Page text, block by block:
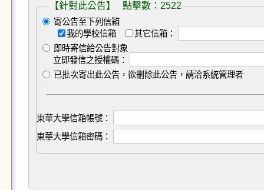
【針對此公告】 點擊數：2522
寄公告至下列信箱
我的學校信箱
其它信箱：
即時寄信給公告對象
立即發信之授權碼：
已批次寄出此公告，欲刪除此公告，請洽系統管理者
東華大學信箱帳號：
東華大學信箱密碼：